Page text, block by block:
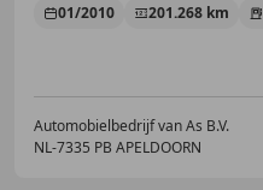
01/2010 201.268 km
Automobielbedrijf van As B.V.
NL-7335 PB APELDOORN